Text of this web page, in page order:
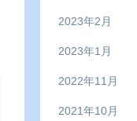
2023年2月
2023年1月
2022年11月
2021年10月